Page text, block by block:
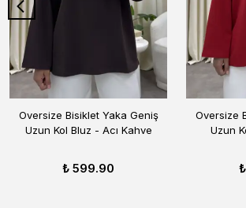
Oversize Bisiklet Yaka Geniş
Uzun Kol Bluz - Acı Kahve
₺ 599.90
Oversize
Uzun